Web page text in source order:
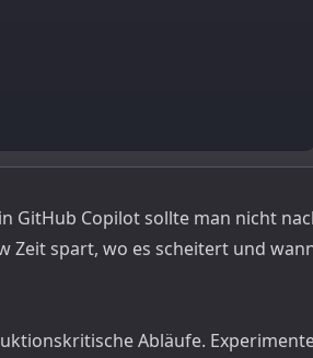
GitHub Copilot sollte man nicht
Zeit spart, wo es scheitert und
Abläufe.